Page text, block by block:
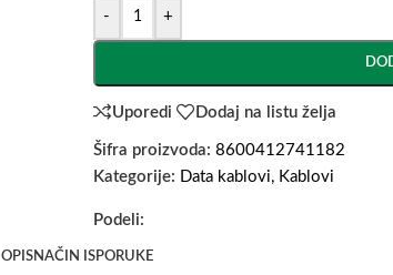
- +
Uporedi Dodaj na listu želja
Šifra proizvoda: 8600412741182
Kategorije: Data kablovi, Kablovi
Podeli:
OPISNAČIN ISPORUKE